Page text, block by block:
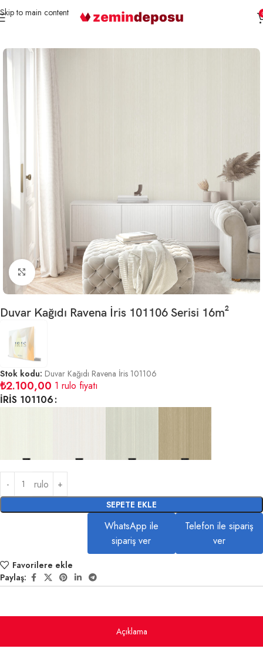
Skip to main content
Büyütmek için tıklayın
Duvar Kağıdı Ravena İris 101106 Serisi 16m²
Stok kodu: Duvar Kağıdı Ravena İris 101106
₺2.100,00 1 rulo fiyatı
İRİS 101106
rulo
SEPETE EKLE
WhatsApp ile
sipariş ver
Telefon ile sipariş
ver
Favorilere ekle
Paylaş:
Açıklama